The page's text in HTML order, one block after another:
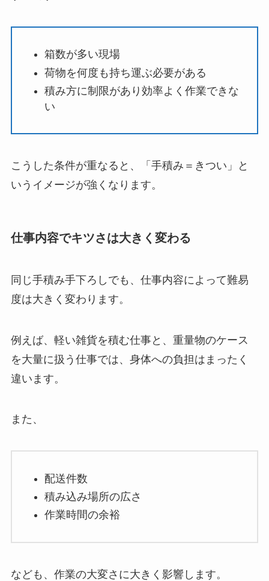
箱数が多い現場
荷物を何度も持ち運ぶ必要がある
積み方に制限があり効率よく作業できな
い
こうした条件が重なると、「手積み＝きつい」と
いうイメージが強くなります。
仕事内容でキツさは大きく変わる
同じ手積み手下ろしでも、仕事内容によって難易
度は大きく変わります。
例えば、軽い雑貨を積む仕事と、重量物のケース
を大量に扱う仕事では、身体への負担はまったく
違います。
また、
配送件数
積み込み場所の広さ
作業時間の余裕
なども、作業の大変さに大きく影響します。